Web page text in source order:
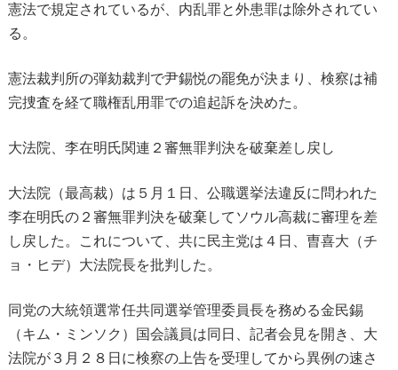
憲法で規定されているが、内乱罪と外患罪は除外されてい
る。
憲法裁判所の弾劾裁判で尹錫悦の罷免が決まり、検察は補
完捜査を経て職権乱用罪での追起訴を決めた。
大法院、李在明氏関連２審無罪判決を破棄差し戻し
大法院（最高裁）は５月１日、公職選挙法違反に問われた
李在明氏の２審無罪判決を破棄してソウル高裁に審理を差
し戻した。これについて、共に民主党は４日、曺喜大（チ
ョ・ヒデ）大法院長を批判した。
同党の大統領選常任共同選挙管理委員長を務める金民錫
（キム・ミンソク）国会議員は同日、記者会見を開き、大
法院が３月２８日に検察の上告を受理してから異例の速さ